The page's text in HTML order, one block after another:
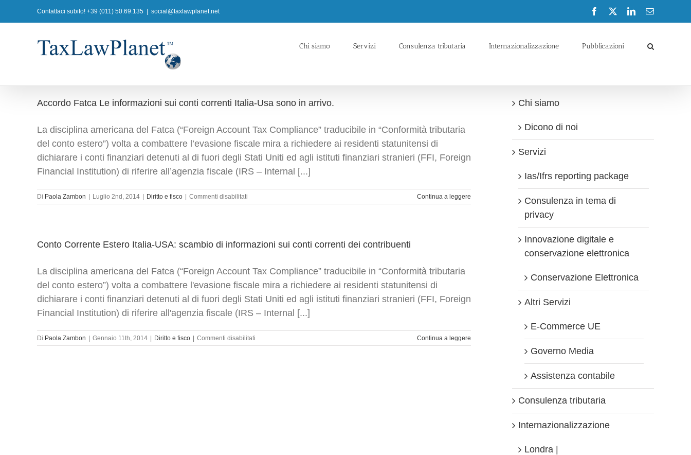
al
Contattaci subito! +39 (011) 50.69.135 social@taxlawplanet.net Facebook LinkedInEmail
Chi siamo Servizi Consulenza tributaria Internazionalizzazione Pubblicazioni
Accordo Fatca Le informazioni sui conti correnti Italia-Usa sono in arrivo.
La disciplina americana del Fatca (“Foreign Account Tax Compliance” traducibile in “Conformità tributaria
del conto estero”) volta a combattere l’evasione fiscale mira a richiedere ai residenti statunitensi di
dichiarare i conti finanziari detenuti al di fuori degli Stati Uniti ed agli istituti finanziari stranieri (FFI, Foreign
Financial Institution) di riferire all’agenzia fiscale (IRS – Internal [...]
Di Paola Zambon Luglio 2nd, 2014 Diritto e fisco Commenti disabilitati
Accordo
sui
Italia-
sono
in
Continua a leggere
Conto Corrente Estero Italia-USA: scambio di informazioni sui conti correnti dei contribuenti
La disciplina americana del Fatca (“Foreign Account Tax Compliance” traducibile in “Conformità tributaria
del conto estero”) volta a combattere l'evasione fiscale mira a richiedere ai residenti statunitensi di
dichiarare i conti finanziari detenuti al di fuori degli Stati Uniti ed agli istituti finanziari stranieri (FFI, Foreign
Financial Institution) di riferire all'agenzia fiscale (IRS – Internal [...]
Di Paola Zambon Gennaio 11th, 2014 Diritto e fisco Commenti disabilitati
Conto
Continua a leggere
Chi siamo
Dicono di noi
Servizi
Ias/Ifrs reporting package
Consulenza in tema di
privacy
Innovazione digitale e
conservazione elettronica
Conservazione Elettronica
Altri Servizi
E-Commerce UE
Governo Media
Assistenza contabile
Consulenza tributaria
Internazionalizzazione
Londra |